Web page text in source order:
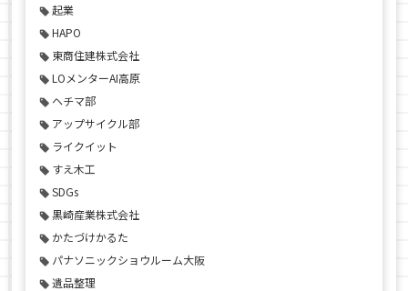
起業
HAPO
東商住建株式会社
LOメンターAI高原
ヘチマ部
アップサイクル部
ライクイット
すえ木工
SDGs
黒崎産業株式会社
かたづけかるた
パナソニックショウルーム大阪
遺品整理